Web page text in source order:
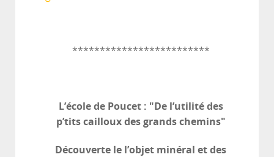
*************************
L’école de Poucet : "De l’utilité des
p’tits cailloux des grands chemins"
Découverte le l’objet minéral et des